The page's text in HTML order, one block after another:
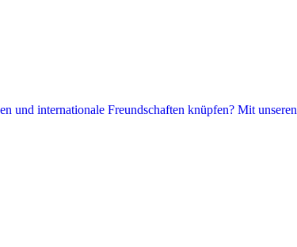
und internationale Freundschaften knüpfen? Mit